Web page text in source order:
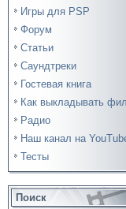
Игры для PSP
Форум
Статьи
Саундтреки
Гостевая книга
Как выкладывать
Радио
Наш канал на
Тесты
Поиск